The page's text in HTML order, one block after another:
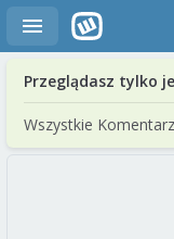
Przeglądasz tylko
Wszystkie